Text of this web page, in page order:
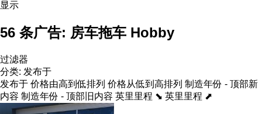
显示
56 条广告: 房车拖车 Hobby
过滤器
分类: 发布于
发布于 价格由高到低排列 价格从低到高排列 制造年份 - 顶部新
内容 制造年份 - 顶部旧内容 英里里程 ⬊ 英里里程 ⬈